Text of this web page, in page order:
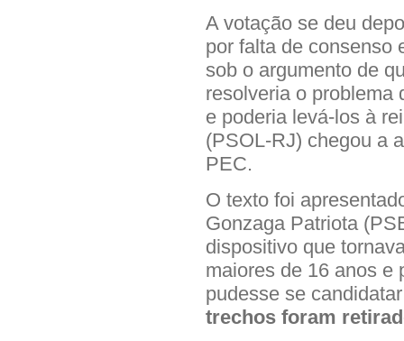
A votação se deu
por falta de consenso
sob o argumento de
resolveria o problema
e poderia levá-los à
(PSOL-RJ) chegou a
PEC.
O texto foi
Gonzaga Patriota
dispositivo que
maiores de 16 anos e
pudesse se
trechos foram